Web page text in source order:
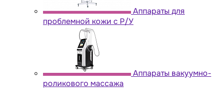
Аппараты для
проблемной кожи с Р/У
Аппараты вакуумно-
роликового массажа